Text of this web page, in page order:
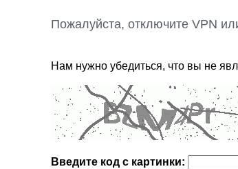
Пожалуйста, отключите VPN
Нам нужно убедиться, что вы не
Введите код с картинки: